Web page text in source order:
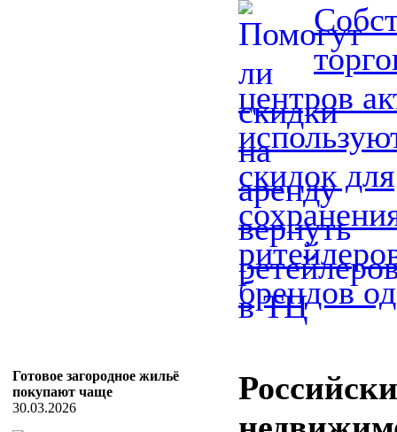
центров
скидок для
брендов
Готовое загородное жильё
покупают чаще
30.03.2026